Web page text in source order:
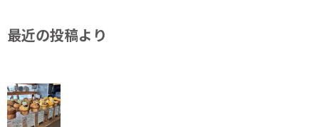
最近の投稿より